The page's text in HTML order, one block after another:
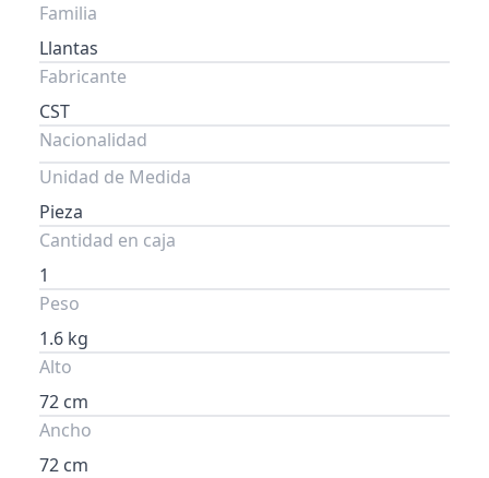
Familia
Llantas
Fabricante
CST
Nacionalidad
Unidad de Medida
Pieza
Cantidad en caja
1
Peso
1.6 kg
Alto
72 cm
Ancho
72 cm